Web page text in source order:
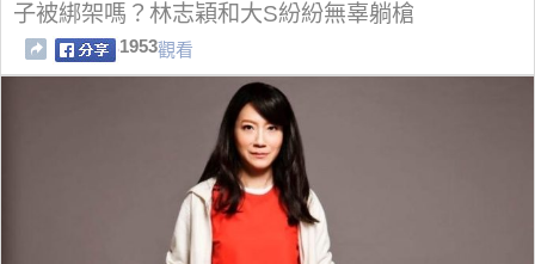
子被綁架嗎？林志穎和大S紛紛無辜躺槍
1953觀看